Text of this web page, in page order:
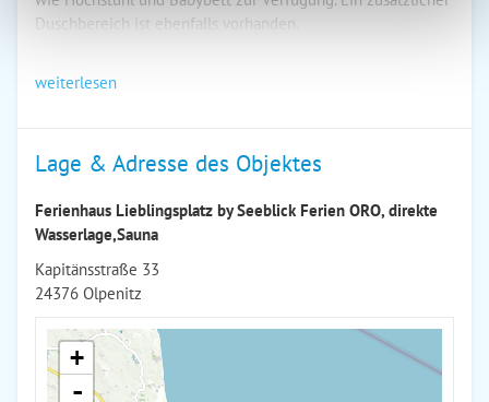
Duschbereich ist ebenfalls vorhanden.
weiterlesen
Lage & Adresse des Objektes
Ferienhaus Lieblingsplatz by Seeblick Ferien ORO, direkte
Wasserlage,Sauna
Kapitänsstraße 33
24376 Olpenitz
+
-